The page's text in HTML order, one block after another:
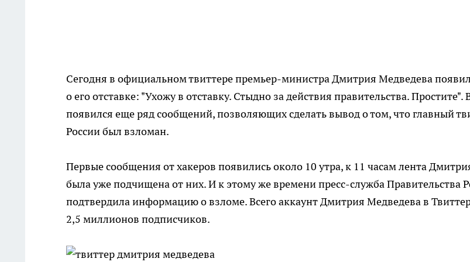
Сегодня в официальном твиттере премьер-министра Дмитрия Медведева
о его отставке: "Ухожу в отставку. Стыдно за действия правительства. Простите".
появился еще ряд сообщений, позволяющих сделать вывод о том, что главный
России был взломан.
Первые сообщения от хакеров появились около 10 утра, к 11 часам лента
была уже подчищена от них. И к этому же времени пресс-служба Правительства
подтвердила информацию о взломе. Всего аккаунт Дмитрия Медведева в
2,5 миллионов подписчиков.